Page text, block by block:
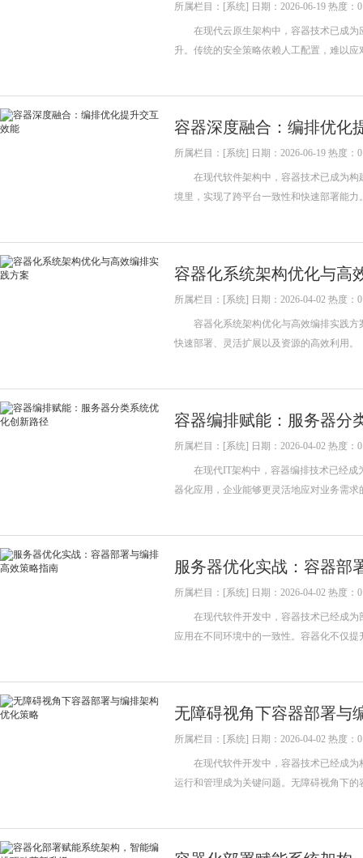
所属栏目：[系统] 日期：2026-06-19 热度：0
在现代云原生架构中，容器技术已成为
升。传统的安全策略依赖人工配置，难以
容器深度融合：编排优化
所属栏目：[系统] 日期：2026-06-19 热度：0
在现代软件架构中，容器技术已成为构
境里，实现了跨平台一致性和快速部署能
容器化系统架构优化与高
所属栏目：[系统] 日期：2026-04-02 热度：0
容器化系统架构优化与高效编排实践方
快速部署、灵活扩展以及资源的高效利用
容器编排赋能：服务器分
所属栏目：[系统] 日期：2026-04-02 热度：0
在现代IT架构中，容器编排技术已经成
器化应用，企业能够更灵活地应对业务需
服务器优化实战：容器部
所属栏目：[系统] 日期：2026-04-02 热度：0
在现代软件开发中，容器技术已经成为
应用在不同环境中的一致性。容器化不仅
无障碍视角下容器部署与
所属栏目：[系统] 日期：2026-04-02 热度：0
在现代软件开发中，容器技术已经成为
运行和管理成为关键问题。无障碍视角下